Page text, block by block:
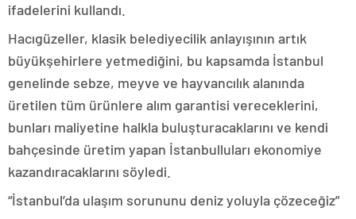
ifadelerini kullandı.
Hacıgüzeller, klasik belediyecilik anlayışının artık
büyükşehirlere yetmediğini, bu kapsamda İstanbul
genelinde sebze, meyve ve hayvancılık alanında
üretilen tüm ürünlere alım garantisi vereceklerini,
bunları maliyetine halkla buluşturacaklarını ve kendi
bahçesinde üretim yapan İstanbulluları ekonomiye
kazandıracaklarını söyledi.
“İstanbul’da ulaşım sorununu deniz yoluyla çözeceğiz”